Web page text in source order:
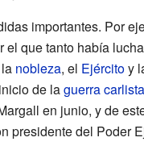
importantes. Por
el que tanto había
nobleza, el Ejércitoy
de laguerra carlista
en junio, y de
presidente del Poder